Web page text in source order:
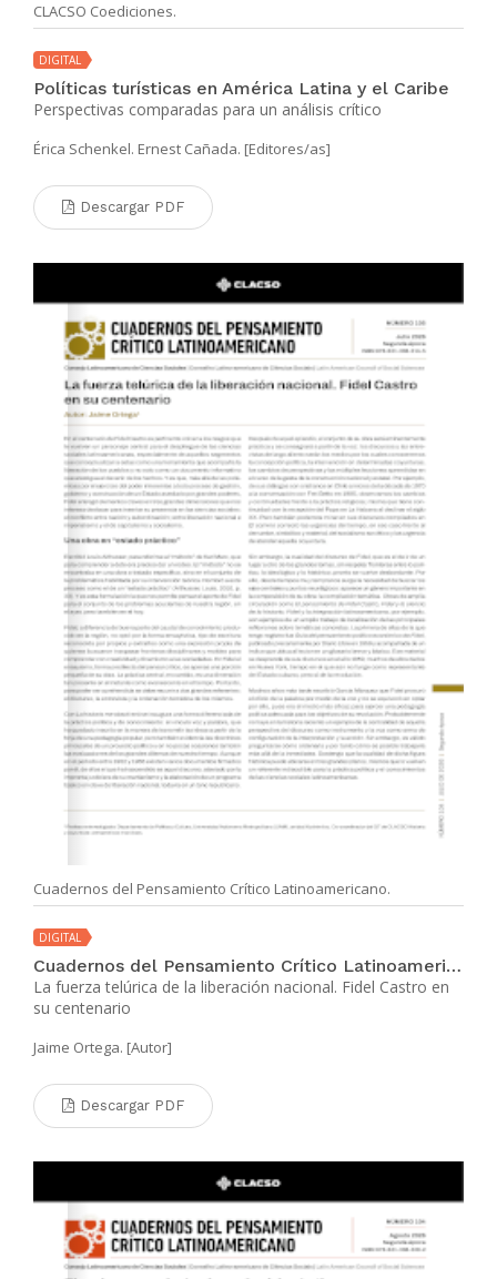
CLACSO Coediciones.
DIGITAL
Políticas turísticas en América Latina y el Caribe
Perspectivas comparadas para un análisis crítico
Érica Schenkel. Ernest Cañada. [Editores/as]
Descargar PDF
Cuadernos del Pensamiento Crítico Latinoamericano.
DIGITAL
Cuadernos del Pensamiento Crítico Latinoamericano Nº 105 - Segunda Época
La fuerza telúrica de la liberación nacional. Fidel Castro en
su centenario
Jaime Ortega. [Autor]
Descargar PDF